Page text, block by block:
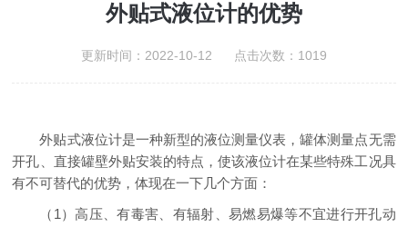
外贴式液位计的优势
更新时间：2022-10-12 点击次数：1019
外贴式液位计是一种新型的液位测量仪表，罐体测量点无需
开孔、直接罐壁外贴安装的特点，使该液位计在某些特殊工况具
有不可替代的优势，体现在一下几个方面：
（1）高压、有毒害、有辐射、易燃易爆等不宜进行开孔动